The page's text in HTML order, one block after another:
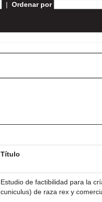
| Ordenar por
Título
Estudio de factibilidad para la
cuniculus) de raza rex y